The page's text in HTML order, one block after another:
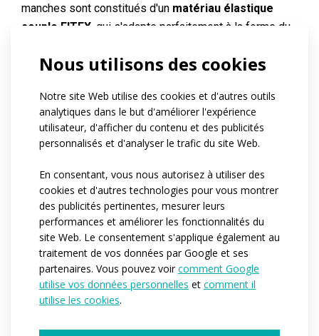
Nous utilisons des cookies
Notre site Web utilise des cookies et d'autres outils
analytiques dans le but d'améliorer l'expérience
utilisateur, d'afficher du contenu et des publicités
personnalisés et d'analyser le trafic du site Web.
En consentant, vous nous autorisez à utiliser des
cookies et d'autres technologies pour vous montrer
des publicités pertinentes, mesurer leurs
performances et améliorer les fonctionnalités du
site Web. Le consentement s'applique également au
traitement de vos données par Google et ses
partenaires. Vous pouvez voircomment Google
utilise vos données personnelles et comment il
utilise les cookies.
manches sont constitués d'un matériau élastique
souple FITEX , qui s'adapte parfaitement à la forme du
fonctionnalité du maillot.
Référence:
at296.92
Matériau:
Rudy
Fitex
Tailles adulte:
XS / S / M / L / XL / XXL / 3XL
DEMANDER UN DEVIS